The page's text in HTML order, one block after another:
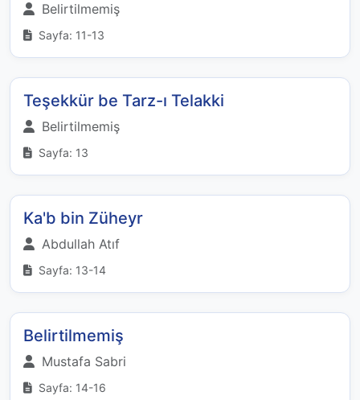
Belirtilmemiş
Sayfa: 11-13
Teşekkür be Tarz-ı Telakki
Belirtilmemiş
Sayfa: 13
Ka'b bin Züheyr
Abdullah Atıf
Sayfa: 13-14
Belirtilmemiş
Mustafa Sabri
Sayfa: 14-16